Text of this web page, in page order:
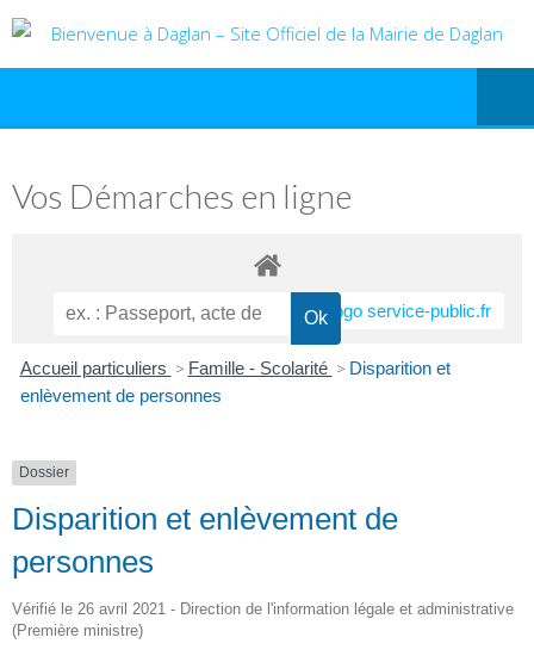
Vos Démarches en ligne
Accueil particuliers > Famille - Scolarité > Disparition et
enlèvement de personnes
Dossier
Disparition et enlèvement de
personnes
Vérifié le 26 avril 2021 - Direction de l'information légale et administrative
(Première ministre)